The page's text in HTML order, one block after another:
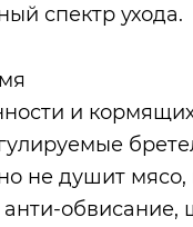
спектр ухода.
и
не душит мясо,
анти-обвисание,